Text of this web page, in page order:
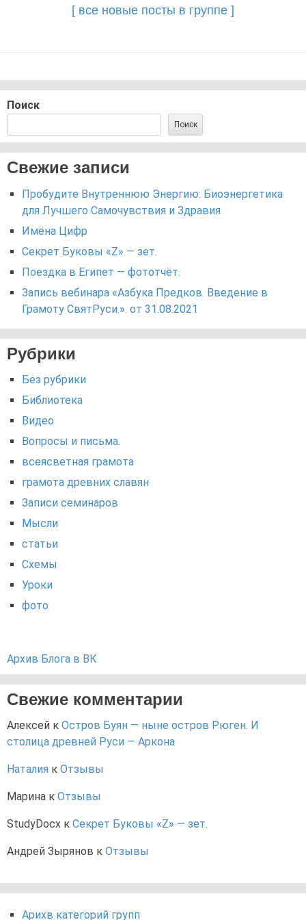
[ все новые посты в группе ]
Поиск
Поиск
Свежие записи
Пробудите Внутреннюю Энергию: Биоэнергетика
для Лучшего Самочувствия и Здравия
Имёна Цифр
Секрет Буковы «Z» — зет.
Поездка в Египет — фототчёт.
Запись вебинара «Азбука Предков. Введение в
Грамоту СвятРуси.». от 31.08.2021
Рубрики
Без рубрики
Библиотека
Видео
Вопросы и письма.
всеясветная грамота
грамота древних славян
Записи семинаров
Мысли
статьи
Схемы
Уроки
фото
Архив Блога в ВК
Свежие комментарии
Алексей к Остров Буян — ныне остров Рюген. И
столица древней Руси — Аркона
Наталия к Отзывы
Марина к Отзывы
StudyDocx к Секрет Буковы «Z» — зет.
Андрей Зырянов к Отзывы
Арихв категорий групп